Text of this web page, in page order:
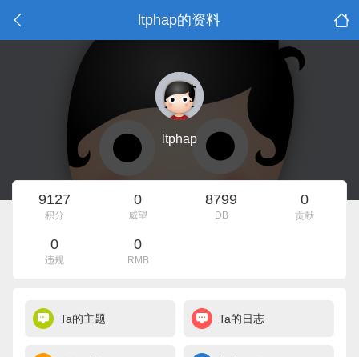
ltphap的资料
ltphap
9127
积分
0
威望
8799
DB
0
贡献
0
违规
0
RMB
Ta的主题 Ta的日志